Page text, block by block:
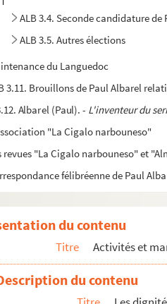
ALB 3.4. Seconde candidature
ALB 3.5. Autres élections
du Languedoc
3.11. Brouillons de Paul Albarel
Albarel (Paul). - L'inventeur du
"La Cigalo narbouneso"
revues "La Cigalo narbouneso" et
félibréenne de Paul
adressées à Paul Albarel
félibréennes
3.488. Jeux floraux (en dehors de
de Frédéric Mistral
du contenu
Titre Activités et
du contenu